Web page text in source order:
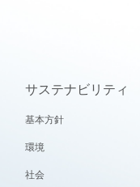
サステナビリティ
基本方針
環境
社会